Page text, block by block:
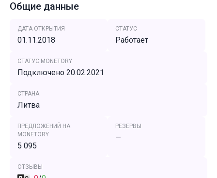
Общие данные
ДАТА ОТКРЫТИЯ
01.11.2018
СТАТУС
Работает
СТАТУС MONETORY
Подключено 20.02.2021
СТРАНА
Литва
ПРЕДЛОЖЕНИЙ НА
MONETORY
5 095
РЕЗЕРВЫ
—
ОТЗЫВЫ